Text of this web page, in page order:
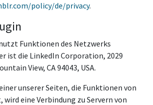
policy/de/privacy.
Funktionen des Netzwerks
ist die LinkedIn Corporation, 2029
View, CA 94043, USA.
unserer Seiten, die Funktionen von
eine Verbindung zu Servern von